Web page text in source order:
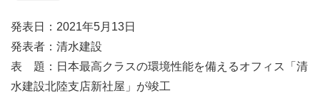
発表日：2021年5月13日
発表者：清水建設
表 題：日本最高クラスの環境性能を備えるオフィス「清
水建設北陸支店新社屋」が竣工